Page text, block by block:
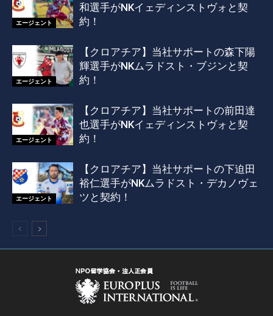
エージェント
和選手がNKイェディンストヴォと契
約！
エージェント
【クロアチア】当社サポートの森下陽
輝選手がNKムラドスト・ブジンと契
約！
エージェント
【クロアチア】当社サポートの前田達
也選手がNKイェディンストヴォと契
約！
エージェント
【クロアチア】当社サポートの下迫田
裕仁選手がNKムラドスト・デカノヴェ
ツと契約！